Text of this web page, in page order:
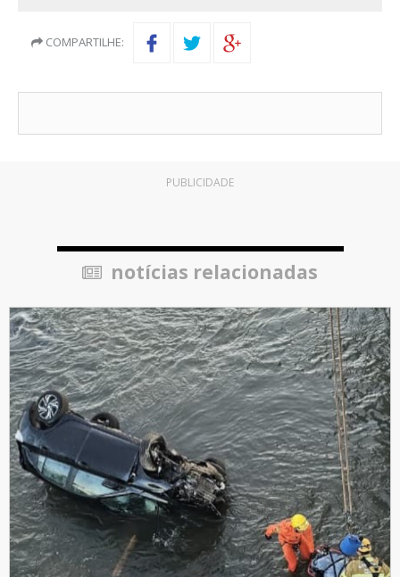
COMPARTILHE:
PUBLICIDADE
notícias relacionadas